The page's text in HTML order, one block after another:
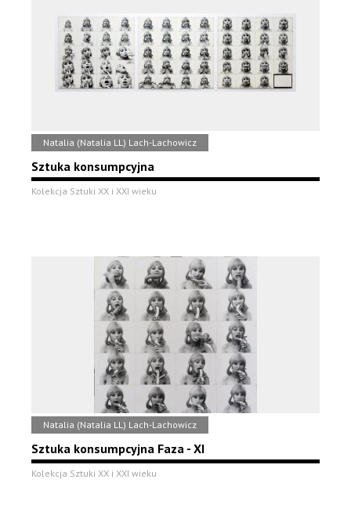
Natalia (Natalia LL) Lach-Lachowicz
Sztuka konsumpcyjna
Kolekcja Sztuki XX i XXI wieku
Natalia (Natalia LL) Lach-Lachowicz
Sztuka konsumpcyjna Faza - XI
Kolekcja Sztuki XX i XXI wieku